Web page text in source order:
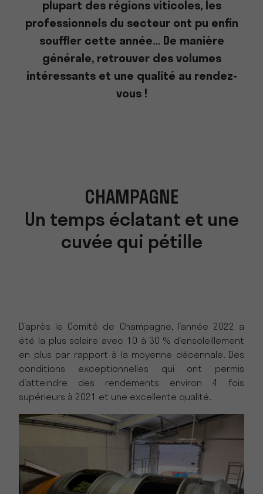
plupart des régions viticoles, les
professionnels du secteur ont pu enfin
souffler cette année… De manière
générale, retrouver des volumes
intéressants et une qualité au rendez-
vous !
CHAMPAGNE
Un temps éclatant et une
cuvée qui pétille
D’après le Comité de Champagne, l’année 2022 a
été la plus solaire avec 10 à 30 % d’ensoleillement
en plus par rapport à la moyenne décennale. Des
conditions exceptionnelles qui ont permis
d’atteindre des rendements environ 4 fois
supérieurs à 2021 et une excellente qualité.